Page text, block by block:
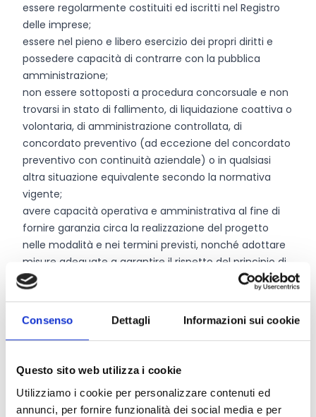
Consenso Dettagli Informazioni sui cookie
Questo sito web utilizza i cookie
Utilizziamo i cookie per personalizzare contenuti ed
annunci, per fornire funzionalità dei social media e per
essere regolarmente costituiti ed iscritti nel Registro
delle imprese;
essere nel pieno e libero esercizio dei propri diritti e
possedere capacità di contrarre con la pubblica
amministrazione;
non essere sottoposti a procedura concorsuale e non
trovarsi in stato di fallimento, di liquidazione coattiva o
volontaria, di amministrazione controllata, di
concordato preventivo (ad eccezione del concordato
preventivo con continuità aziendale) o in qualsiasi
altra situazione equivalente secondo la normativa
vigente;
avere capacità operativa e amministrativa al fine di
fornire garanzia circa la realizzazione del progetto
nelle modalità e nei termini previsti, nonché adottare
misure adeguate a garantire il rispetto del principio di
sana gestione finanziaria;
pendente per effetto di una precedente decisione
della Commissione europea che dichiara un aiuto
essere in regola con la restituzione di somme dovute
in relazione a provvedimenti di revoca di agevolazioni
concesse dalla Regione Basilicata;
non essere sottoposti a procedura concorsuale e non